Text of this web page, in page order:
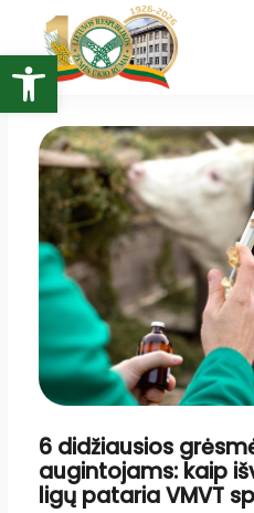
Open toolbar
turinio
6 didžiausios
augintojams: kaip
ligų pataria VMVT